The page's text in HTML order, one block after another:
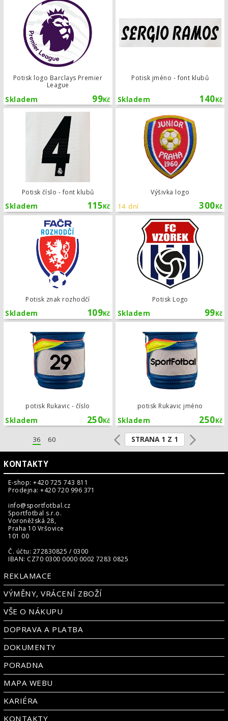
Potisk logo Barclays Premier
League
99Kč
Skladem
Potisk jméno - font klubů
140Kč
Skladem
Potisk číslo - font klubů
115Kč
Skladem
Výšivka logo
300Kč
14 dní
Potisk znak rozhodčí
109Kč
Skladem
Potisk znak rozhodčí
Potisk Logo
99Kč
Skladem
potisk Rukavic - číslo
250Kč
Skladem
potisk Rukavic jméno
250Kč
Skladem
36 60 STRANA 1 Z 1
KONTAKTY
E-shop: +420 725 743 811
Prodejna: +420 720 996 371
info@sportfotbal.cz
Sportfotbal s.r.o.
Voroněžská 28,
Praha 10 Vršovice
101 00
Č. účtu: 272830825 / 0300
IBAN: CZ70 0300 0000 0002 7283 0825
REKLAMACE
VÝMĚNY, VRÁCENÍ ZBOŽÍ
VŠE O NÁKUPU
DOPRAVA A PLATBA
DOKUMENTY
PORADNA
MAPA WEBU
KARIÉRA
KONTAKTY